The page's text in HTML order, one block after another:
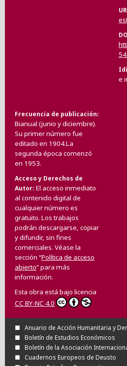
e
Frecuencia de publicación
Bianual (junio y diciembre).
Su primer número fue
editado en 1904.La
segunda época comenzó
en 1953.
Acceso y Derechos de
Autor El acceso inmediato
al contenido digital de
cualquier número es
gratuito. Los trabajos
podrán descargarse, copiar
y difundir, sin fines
comerciales. Véase la
sección “Política de acceso
abierto” para más
información.
Esta obra está bajo licencia
CC BY-NC 4.0
Anuario de Acción Humanitaria y
Boletín de Estudios Económicos
Boletín de la Asociación
Cuadernos Europeos de Deusto